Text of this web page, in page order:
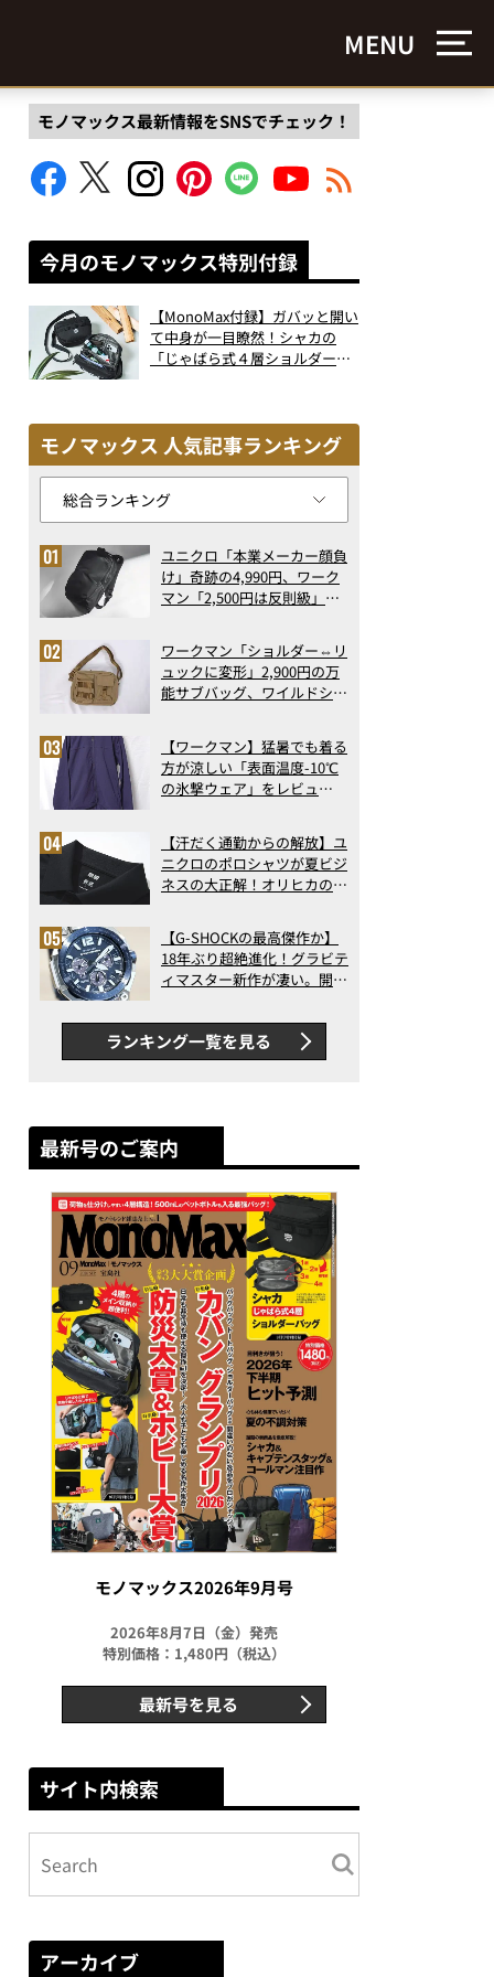
MENU
モノマックス最新情報をSNSでチェック！
今月のモノマックス特別付録
【MonoMax付録】ガバッと開い
て中身が一目瞭然！シャカの
「じゃばら式４層ショルダーバ
モノマックス 人気記事ランキング
ユニクロ「本業メーカー顔負
け」奇跡の4,990円、ワーク
マン「2,500円は反則級」凄
ト3】（2026年6月版）
ワークマン「ショルダー⇔リ
ュックに変形」2,900円の万
能サブバッグ、ワイルドシン
記事ランキングベスト3】
（2026年6月版）
【ワークマン】猛暑でも着る
方が涼しい「表面温度-10℃
の氷撃ウェア」をレビュ
【汗だく通勤からの解放】ユ
ニクロのポロシャツが夏ビジ
ネスの大正解！オリヒカの透
アの実力
【G-SHOCKの最高傑作か】
18年ぶり超絶進化！グラビテ
ィマスター新作が凄い。開発
新ムーブメントの衝撃
ランキング一覧を見る
最新号のご案内
モノマックス2026年9月号
2026年8月7日（金）発売
特別価格：1,480円（税込）
最新号を見る
サイト内検索
アーカイブ